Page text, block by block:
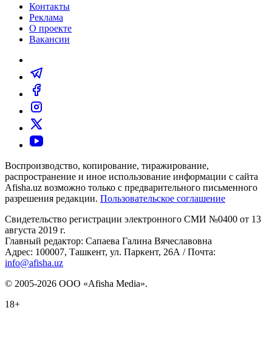
Контакты
Реклама
О проекте
Вакансии
Воспроизводство, копирование, тиражирование,
распространение и иное использование информации с сайта
Afisha.uz возможно только с предварительного письменного
разрешения редакции. Пользовательское соглашение
Свидетельство регистрации электронного СМИ №0400 от 13
августа 2019 г.
Главный редактор: Сапаева Галина Вячеславовна
Адрес: 100007, Ташкент, ул. Паркент, 26А / Почта:
info@afisha.uz
© 2005-2026 ООО «Afisha Media».
18+